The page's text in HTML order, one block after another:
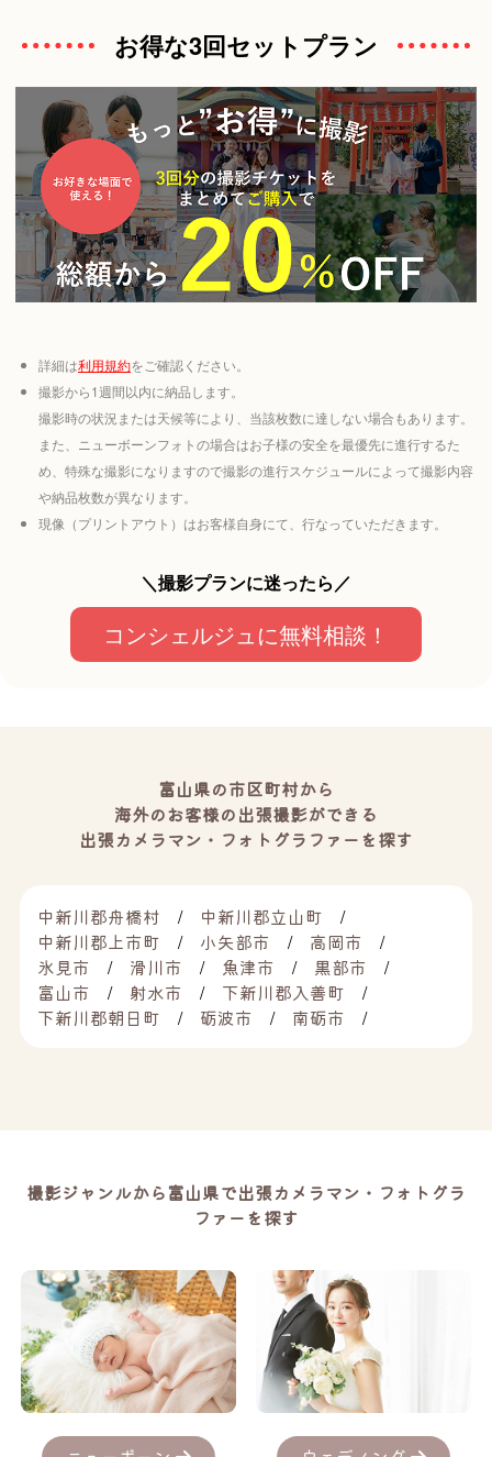
お得な3回セットプラン
詳細は利用規約をご確認ください。
撮影から1週間以内に納品します。
撮影時の状況または天候等により、当該枚数に達しない場合もあります。
また、ニューボーンフォトの場合はお子様の安全を最優先に進行するた
め、特殊な撮影になりますので撮影の進行スケジュールによって撮影内容
や納品枚数が異なります。
現像（プリントアウト）はお客様自身にて、行なっていただきます。
＼撮影プランに迷ったら／
コンシェルジュに無料相談！
富山県の市区町村から
海外のお客様の出張撮影ができる
出張カメラマン・フォトグラファーを探す
中新川郡舟橋村
中新川郡立山町
中新川郡上市町
小矢部市
高岡市
氷見市
滑川市 魚津市
黒部市
富山市
射水市
下新川郡入善町
下新川郡朝日町
砺波市 南砺市
撮影ジャンルから富山県で出張カメラマン・フォトグラ
ファーを探す